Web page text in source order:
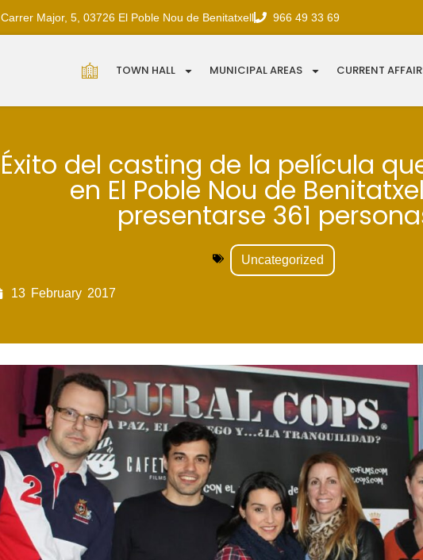
Carrer Major, 5, 03726 El Poble Nou de Benitatxell 966 49 33 69
TOWN HALL MUNICIPAL AREAS CURRENT
Éxito del casting de la película
en El Poble Nou de
presentarse 361
Uncategorized
13 February 2017